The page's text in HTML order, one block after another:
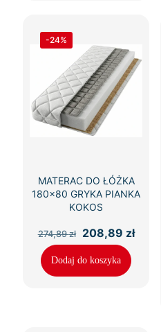
-24%
MATERAC DO ŁÓŻKA
180×80 GRYKA PIANKA
KOKOS
274,89zł
Pierwotna
cena
wynosiła:
274,89 zł.
208,89 zł
Dodaj do koszyka